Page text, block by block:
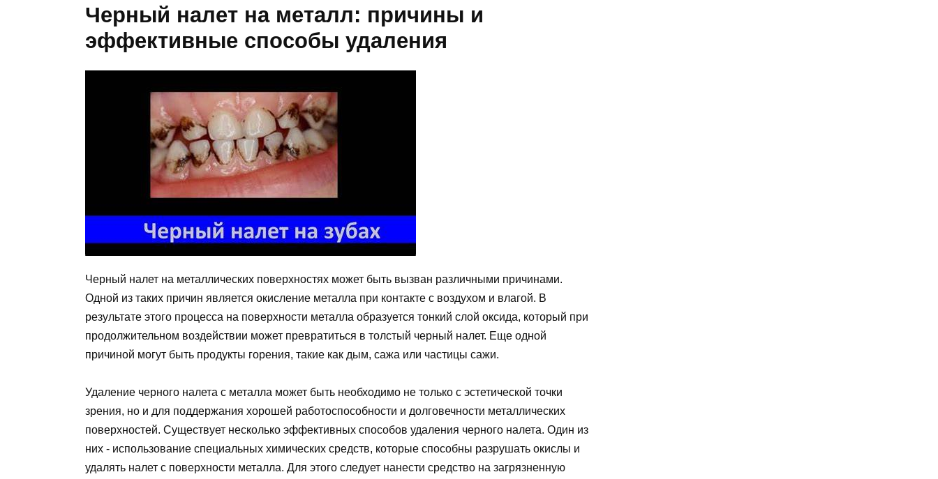
Черный налет на металл: причины и
эффективные способы удаления
Черный налет на металлических поверхностях может быть вызван различными причинами.
Одной из таких причин является окисление металла при контакте с воздухом и влагой. В
результате этого процесса на поверхности металла образуется тонкий слой оксида, который при
продолжительном воздействии может превратиться в толстый черный налет. Еще одной
причиной могут быть продукты горения, такие как дым, сажа или частицы сажи.
Удаление черного налета с металла может быть необходимо не только с эстетической точки
зрения, но и для поддержания хорошей работоспособности и долговечности металлических
поверхностей. Существует несколько эффективных способов удаления черного налета. Один из
них - использование специальных химических средств, которые способны разрушать окислы и
удалять налет с поверхности металла. Для этого следует нанести средство на загрязненную